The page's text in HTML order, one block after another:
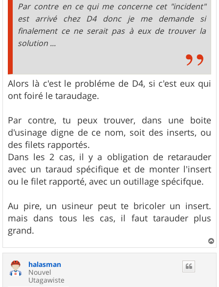
Par contre en ce qui me concerne cet "incident"
est arrivé chez D4 donc je me demande si
finalement ce ne serait pas à eux de trouver la
solution ...
Alors là c'est le probléme de D4, si c'est eux qui
ont foiré le taraudage.
Par contre, tu peux trouver, dans une boite
d'usinage digne de ce nom, soit des inserts, ou
des filets rapportés.
Dans les 2 cas, il y a obligation de retarauder
avec un taraud spécifique et de monter l'insert
ou le filet rapporté, avec un outillage spécifque.
Au pire, un usineur peut te bricoler un insert.
mais dans tous les cas, il faut tarauder plus
grand.
a
halasman
Nouvel
Utagawiste